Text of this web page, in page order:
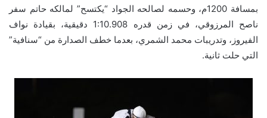
بمسافة 1200م، وحسمه لصالحه الجواد “يكتسح” لمالكه حاتم سفر
ناصح المرزوقي، في زمن قدره 1:10.908 دقيقية، بقيادة نواف
الفيروز، وتدريبات محمد الشمري، بعدما خطف الصدارة من “سنافية”
التي حلت ثانية.